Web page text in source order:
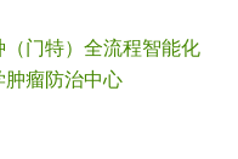
门特）全流程智能化
瘤防治中心